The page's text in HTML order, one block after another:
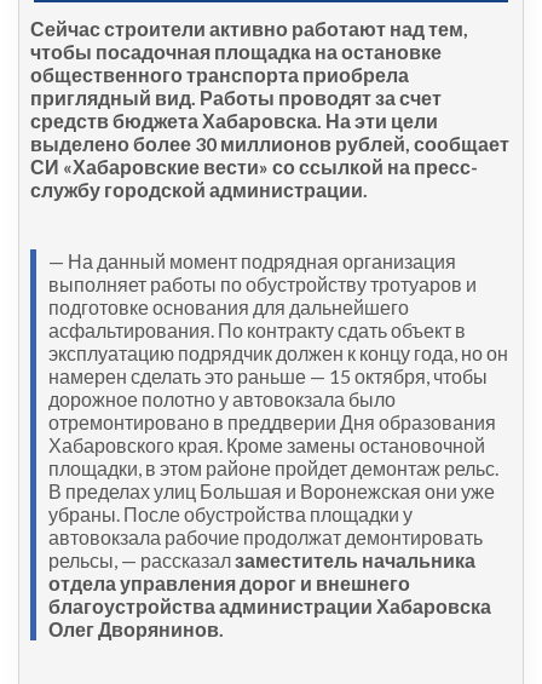
Сейчас строители активно работают над тем,
чтобы посадочная площадка на остановке
общественного транспорта приобрела
приглядный вид. Работы проводят за счет
средств бюджета Хабаровска. На эти цели
выделено более 30 миллионов рублей, сообщает
СИ «Хабаровские вести» со ссылкой на пресс-
службу городской администрации.
— На данный момент подрядная организация
выполняет работы по обустройству тротуаров и
подготовке основания для дальнейшего
асфальтирования. По контракту сдать объект в
эксплуатацию подрядчик должен к концу года, но он
намерен сделать это раньше — 15 октября, чтобы
дорожное полотно у автовокзала было
отремонтировано в преддверии Дня образования
Хабаровского края. Кроме замены остановочной
площадки, в этом районе пройдет демонтаж рельс.
В пределах улиц Большая и Воронежская они уже
убраны. После обустройства площадки у
автовокзала рабочие продолжат демонтировать
рельсы, — рассказалзаместитель начальника
отдела управления дорог и внешнего
благоустройства администрации Хабаровска
Олег Дворянинов.